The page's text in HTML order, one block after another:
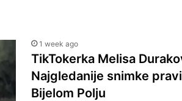
1 week ago
TikTokerka Melisa
Najgledanije snimke
Bijelom Polju